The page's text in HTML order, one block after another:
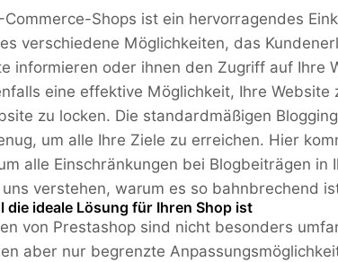
Commerce-Shops ist ein hervorragendes
verschiedene Möglichkeiten, das
informieren oder ihnen den Zugriff auf Ihre
eine effektive Möglichkeit, Ihre
zu locken. Die standardmäßigen
um alle Ihre Ziele zu erreichen. Hier
alle Einschränkungen bei Blogbeiträgen
verstehen, warum es so bahnbrechend
die ideale Lösung für Ihren Shop ist
von Prestashop sind nicht besonders
aber nur begrenzte